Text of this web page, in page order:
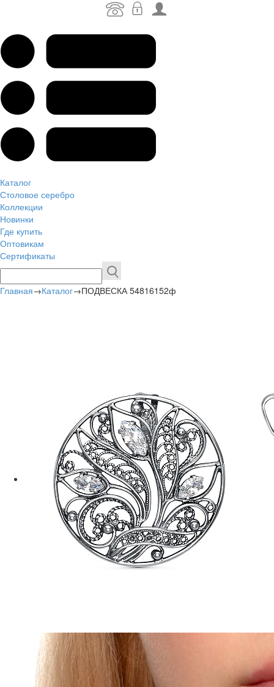
Каталог
Столовое серебро
Коллекции
Новинки
Где купить
Оптовикам
Сертификаты
Главная→Каталог→ПОДВЕСКА 54816152ф